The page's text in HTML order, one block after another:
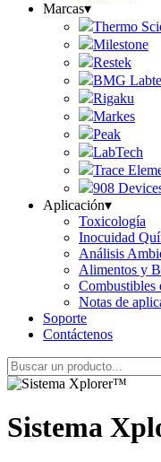
Marcas▾
Thermo
Milestone
Restek
BMG
Rigaku
Markes
Peak
LabTech
Trace
908
Aplicación▾
Toxicología
Inocuidad
Análisis
Alimentos y
Combustibles
Notas de
Soporte
Contáctenos
Sistema